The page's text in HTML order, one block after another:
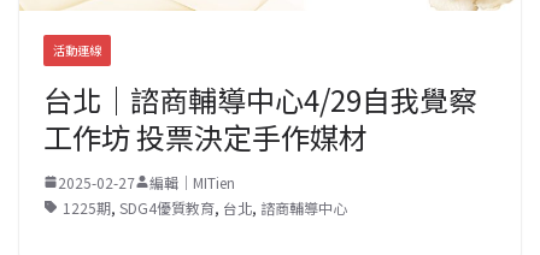
活動連線
台北｜諮商輔導中心4/29自我覺察
工作坊 投票決定手作媒材
2025-02-27
編輯｜MITien
1225期, SDG4優質教育, 台北, 諮商輔導中心